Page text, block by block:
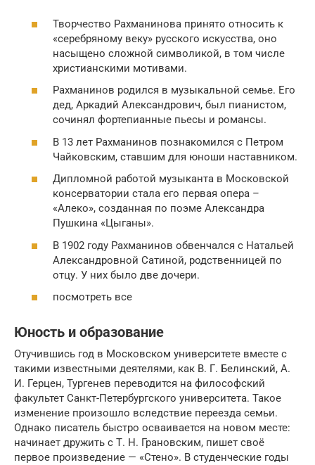
Творчество Рахманинова принято относить к
«серебряному веку» русского искусства, оно
насыщено сложной символикой, в том числе
христианскими мотивами.
Рахманинов родился в музыкальной семье. Его
дед, Аркадий Александрович, был пианистом,
сочинял фортепианные пьесы и романсы.
В 13 лет Рахманинов познакомился с Петром
Чайковским, ставшим для юноши наставником.
Дипломной работой музыканта в Московской
консерватории стала его первая опера –
«Алеко», созданная по поэме Александра
Пушкина «Цыганы».
В 1902 году Рахманинов обвенчался с Натальей
Александровной Сатиной, родственницей по
отцу. У них было две дочери.
посмотреть все
Юность и образование
Отучившись год в Московском университете вместе с
такими известными деятелями, как В. Г. Белинский, А.
И. Герцен, Тургенев переводится на философский
факультет Санкт-Петербургского университета. Такое
изменение произошло вследствие переезда семьи.
Однако писатель быстро осваивается на новом месте:
начинает дружить с Т. Н. Грановским, пишет своё
первое произведение — «Стено». В студенческие годы